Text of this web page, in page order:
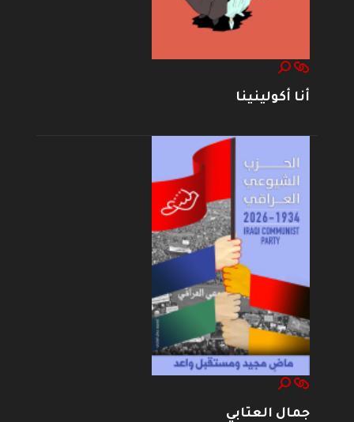
أنا أكولينينا
جمال العتابي